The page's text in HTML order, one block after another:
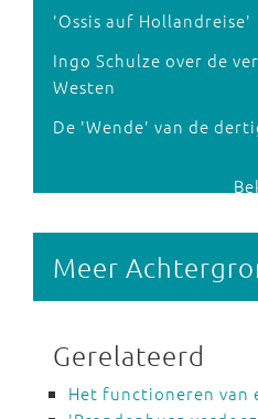
'Ossis auf Hollandreise'
Ingo Schulze over de
Westen
De 'Wende' van de
Meer
Gerelateerd
Het functioneren van